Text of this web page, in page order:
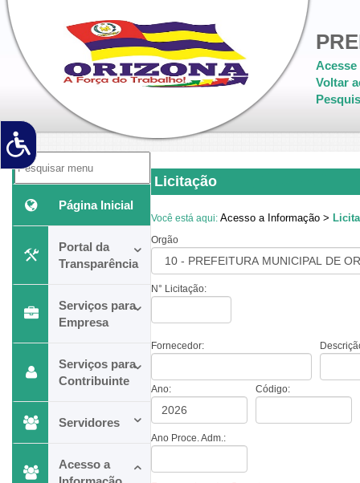
Acesse
Voltar
Página Inicial
Portal da
Transparência
Serviços para
Empresa
Serviços para
Contribuinte
Servidores
Acesso a
Licitação
Você está aqui: Acesso a Informação >
Orgão
N° Licitação:
Fornecedor:
Ano: Código:
Ano Proce. Adm.: